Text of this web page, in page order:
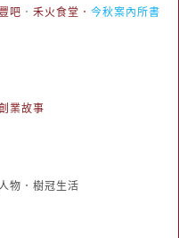
吧 ． 禾火食堂 ． 今秋案內所書
業故事
物．樹冠生活